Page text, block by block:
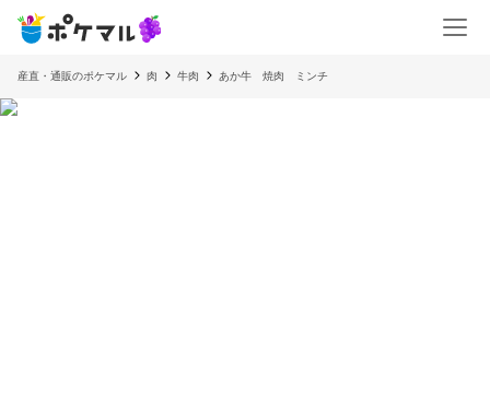
産直・通販のポケマル 肉 牛肉 あか牛 焼肉 ミンチ